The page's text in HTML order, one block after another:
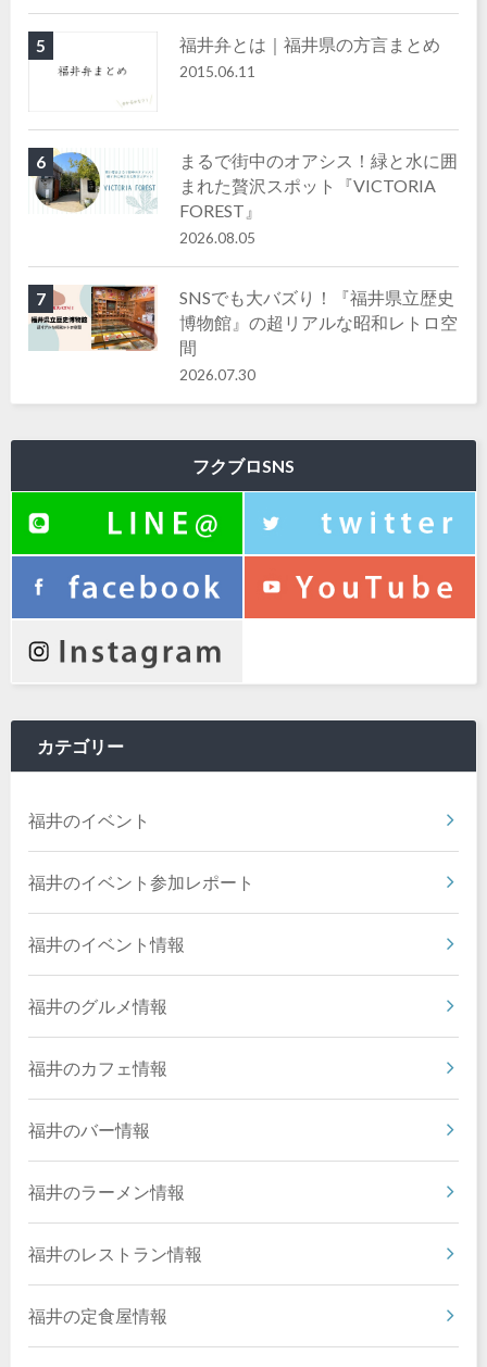
5 福井弁とは｜福井県の方言まとめ
2015.06.11
6
まるで街中のオアシス！緑と水に囲
まれた贅沢スポット『VICTORIA
FOREST』
2026.08.05
7
SNSでも大バズり！『福井県立歴史
博物館』の超リアルな昭和レトロ空
間
2026.07.30
フクブロSNS
カテゴリー
福井のイベント
福井のイベント参加レポート
福井のイベント情報
福井のグルメ情報
福井のカフェ情報
福井のバー情報
福井のラーメン情報
福井のレストラン情報
福井の定食屋情報